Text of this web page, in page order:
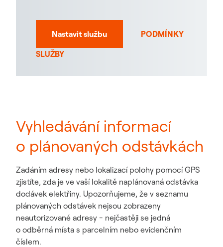
Nastavit službu
PODMÍNKY
SLUŽBY
Vyhledávání informací
o plánovaných odstávkách
Zadáním adresy nebo lokalizací polohy pomocí GPS
zjistíte, zda je ve vaší lokalitě naplánovaná odstávka
dodávek elektřiny. Upozorňujeme, že v seznamu
plánovaných odstávek nejsou zobrazeny
neautorizované adresy - nejčastěji se jedná
o odběrná místa s parcelním nebo evidenčním
číslem.